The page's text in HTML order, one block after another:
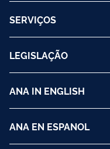
SERVIÇOS
LEGISLAÇÃO
ANA IN ENGLISH
ANA EN ESPANOL